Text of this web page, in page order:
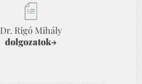
Dr. Rigó Mihály
dolgozatok→